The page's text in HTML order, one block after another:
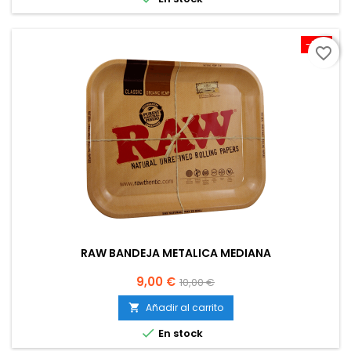
-10%
RAW BANDEJA METALICA MEDIANA
Precio
9,00 € Precio
base
10,00 €
 Añadir al carrito
 En stock
favorite_border